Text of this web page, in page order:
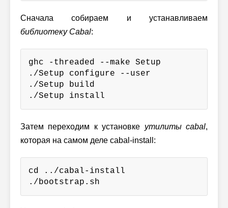
Сначала собираем и устанавливаем
библиотеку Cabal:
ghc -threaded --make Setup
./Setup configure --user
./Setup build
./Setup install
Затем переходим к установке утилиты cabal,
которая на самом деле cabal-install:
cd ../cabal-install
./bootstrap.sh